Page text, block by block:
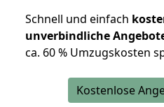
Schnell und einfach
unverbindliche
ca. 60 % Umzugskosten
Kostenlose